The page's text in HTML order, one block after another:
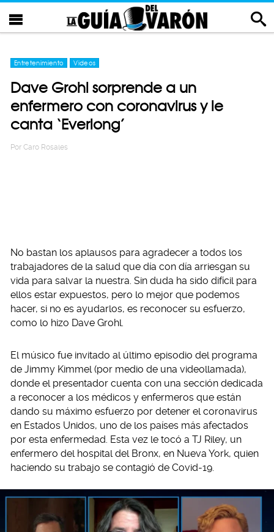
Entretenimiento Videos
Dave Grohl sorprende a un
enfermero con coronavirus y le
canta ‘Everlong’
Por Caro Rosales
No bastan los aplausos para agradecer a todos los
trabajadores de la salud que día con día arriesgan su
vida para salvar la nuestra. Sin duda ha sido difícil para
ellos estar expuestos, pero lo mejor que podemos
hacer, si no es ayudarlos, es reconocer su esfuerzo,
como lo hizo Dave Grohl.
El músico fue invitado al último episodio del programa
de Jimmy Kimmel (por medio de una videollamada),
donde el presentador cuenta con una sección dedicada
a reconocer a los médicos y enfermeros que están
dando su máximo esfuerzo por detener el coronavirus
en Estados Unidos, uno de los países más afectados
por esta enfermedad. Esta vez le tocó a TJ Riley, un
enfermero del hospital del Bronx, en Nueva York, quien
haciendo su trabajo se contagió de Covid-19.